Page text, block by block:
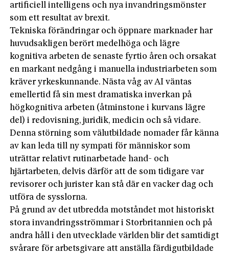
artificiell intelligens och nya invandringsmönster
som ett resultat av brexit.
Tekniska förändringar och öppnare marknader har
huvudsakligen berört medelhöga och lägre
kognitiva arbeten de senaste fyrtio åren och orsakat
en markant nedgång i manuella industriarbeten som
kräver yrkeskunnande. Nästa våg av AI väntas
emellertid få sin mest dramatiska inverkan på
högkognitiva arbeten (åtminstone i kurvans lägre
del) i redovisning, juridik, medicin och så vidare.
Denna störning som välutbildade nomader får känna
av kan leda till ny sympati för människor som
uträttar relativt rutinarbetade hand- och
hjärtarbeten, delvis därför att de som tidigare var
revisorer och jurister kan stå där en vacker dag och
utföra de sysslorna.
På grund av det utbredda motståndet mot historiskt
stora invandringsströmmar i Storbritannien och på
andra håll i den utvecklade världen blir det samtidigt
svårare för arbetsgivare att anställa färdigutbildade